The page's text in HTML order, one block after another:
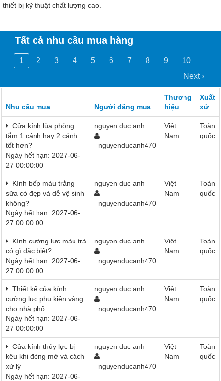
thiết bị kỹ thuật chất lượng cao.
Tất cả nhu cầu mua hàng
1 2 3 4 5 6 7 8 9
10
Next ›
Nhu cầu mua Người đăng mua
Thương
hiệu
Xuất
xứ
Cửa kính lùa phòng
tắm 1 cánh hay 2 cánh
tốt hơn?
Ngày hết hạn: 2027-06-
27 00:00:00
nguyen duc anh
nguyenducanh470
Việt
Nam
Toàn
quốc
Kính bếp màu trắng
sữa có đẹp và dễ vệ sinh
không?
Ngày hết hạn: 2027-06-
27 00:00:00
nguyen duc anh
nguyenducanh470
Việt
Nam
Toàn
quốc
Kính cường lực màu trà
có gì đặc biệt?
Ngày hết hạn: 2027-06-
27 00:00:00
nguyen duc anh
nguyenducanh470
Việt
Nam
Toàn
quốc
Thiết kế cửa kính
cường lực phụ kiện vàng
cho nhà phố
Ngày hết hạn: 2027-06-
27 00:00:00
nguyen duc anh
nguyenducanh470
Việt
Nam
Toàn
quốc
Cửa kính thủy lực bị
kêu khi đóng mở và cách
xử lý
Ngày hết hạn: 2027-06-
nguyen duc anh
nguyenducanh470
Việt
Nam
Toàn
quốc